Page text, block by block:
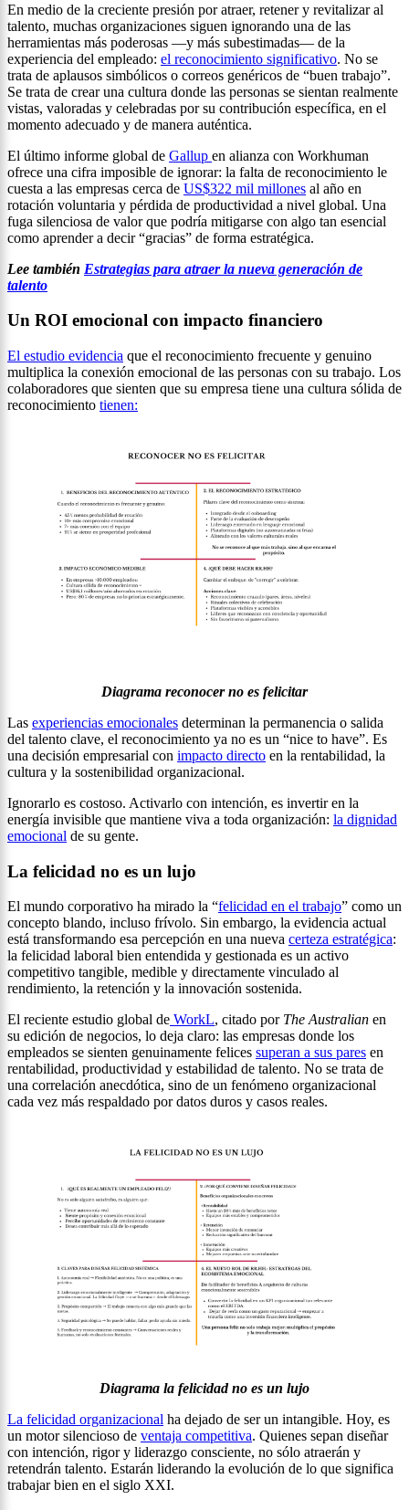
En medio de la creciente presión por atraer, retener y revitalizar al
talento, muchas organizaciones siguen ignorando una de las
herramientas más poderosas —y más subestimadas— de la
experiencia del empleado: el reconocimiento significativo. No se
trata de aplausos simbólicos o correos genéricos de “buen trabajo”.
Se trata de crear una cultura donde las personas se sientan realmente
vistas, valoradas y celebradas por su contribución específica, en el
momento adecuado y de manera auténtica.
El último informe global de Gallup en alianza con Workhuman
ofrece una cifra imposible de ignorar: la falta de reconocimiento le
cuesta a las empresas cerca de US$322 mil millones al año en
rotación voluntaria y pérdida de productividad a nivel global. Una
fuga silenciosa de valor que podría mitigarse con algo tan esencial
como aprender a decir “gracias” de forma estratégica.
Lee también Estrategias para atraer la nueva generación de
talento
Un ROI emocional con impacto financiero
El estudio evidencia que el reconocimiento frecuente y genuino
multiplica la conexión emocional de las personas con su trabajo. Los
colaboradores que sienten que su empresa tiene una cultura sólida de
reconocimiento tienen:
Diagrama reconocer no es felicitar
Las experiencias emocionales determinan la permanencia o salida
del talento clave, el reconocimiento ya no es un “nice to have”. Es
una decisión empresarial con impacto directo en la rentabilidad, la
cultura y la sostenibilidad organizacional.
Ignorarlo es costoso. Activarlo con intención, es invertir en la
energía invisible que mantiene viva a toda organización: la dignidad
emocional de su gente.
La felicidad no es un lujo
El mundo corporativo ha mirado la “felicidad en el trabajo” como un
concepto blando, incluso frívolo. Sin embargo, la evidencia actual
está transformando esa percepción en una nueva certeza estratégica:
la felicidad laboral bien entendida y gestionada es un activo
competitivo tangible, medible y directamente vinculado al
rendimiento, la retención y la innovación sostenida.
El reciente estudio global de WorkL, citado por The Australian en
su edición de negocios, lo deja claro: las empresas donde los
empleados se sienten genuinamente felices superan a sus pares en
rentabilidad, productividad y estabilidad de talento. No se trata de
una correlación anecdótica, sino de un fenómeno organizacional
cada vez más respaldado por datos duros y casos reales.
Diagrama la felicidad no es un lujo
La felicidad organizacional ha dejado de ser un intangible. Hoy, es
un motor silencioso de ventaja competitiva. Quienes sepan diseñar
con intención, rigor y liderazgo consciente, no sólo atraerán y
retendrán talento. Estarán liderando la evolución de lo que significa
trabajar bien en el siglo XXI.